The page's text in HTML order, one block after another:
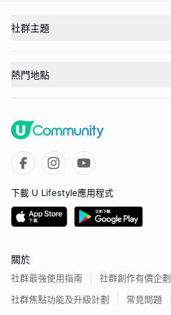
社群主題
熱門地點
下載 U Lifestyle應用程式
關於
社群最強使用指南
社群創作有價企劃
社群焦點功能及升級計劃
常見問題